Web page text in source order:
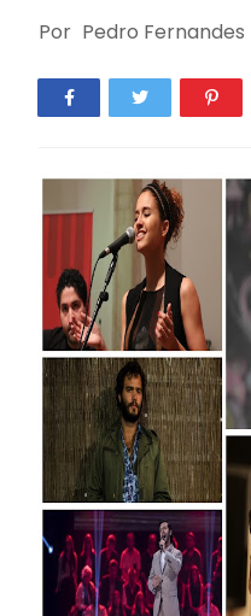
Por Pedro Fernandes